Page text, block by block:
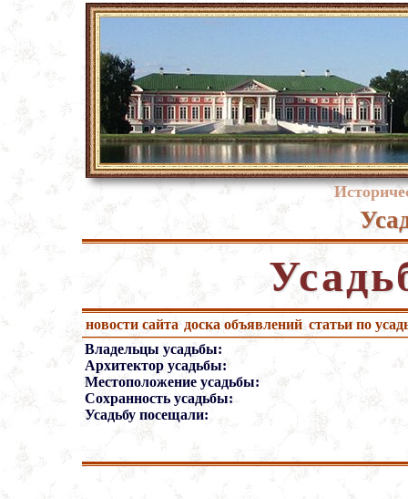
новости сайта доска объявлений статьи по
Владельцы усадьбы:
Архитектор усадьбы:
Местоположение усадьбы:
Сохранность усадьбы:
Усадьбу посещали: